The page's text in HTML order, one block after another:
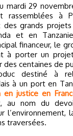
rassemblées à
des grands
et en
financeur, le
à porter un
des centaines de
destiné à
à un port en
en justice en
au nom du
l’environnement,
traversées.